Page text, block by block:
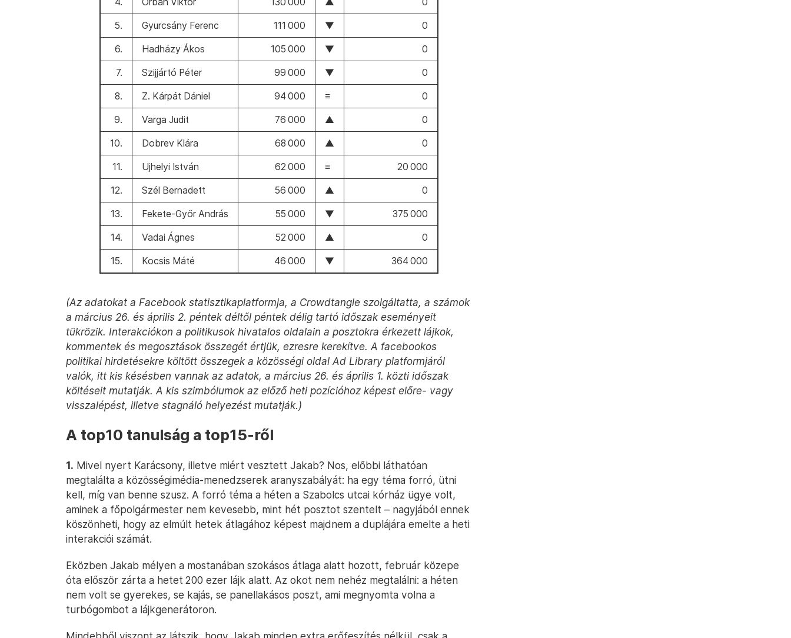
5. Gyurcsány Ferenc 111 000 ▼ 0
6. Hadházy Ákos 105 000 ▼ 0
7. Szijjártó Péter 99 000 ▼ 0
8. Z. Kárpát Dániel 94 000 ≡ 0
9. Varga Judit 76 000 ▲ 0
10. Dobrev Klára 68 000 ▲ 0
11. Ujhelyi István 62 000 ≡ 20 000
12. Szél Bernadett 56 000 ▲ 0
13. Fekete-Győr András 55 000 ▼ 375 000
14. Vadai Ágnes 52 000 ▲ 0
15. Kocsis Máté 46 000 ▼ 364 000
(Az adatokat a Facebook statisztikaplatformja, a Crowdtangle szolgáltatta, a számok
a március 26. és április 2. péntek déltől péntek délig tartó időszak eseményeit
tükrözik. Interakciókon a politikusok hivatalos oldalain a posztokra érkezett lájkok,
kommentek és megosztások összegét értjük, ezresre kerekítve. A facebookos
politikai hirdetésekre költött összegek a közösségi oldal Ad Library platformjáról
valók, itt kis késésben vannak az adatok, a március 26. és április 1. közti időszak
költéseit mutatják. A kis szimbólumok az előző heti pozícióhoz képest előre- vagy
visszalépést, illetve stagnáló helyezést mutatják.)
A top10 tanulság a top15-ről
1. Mivel nyert Karácsony, illetve miért vesztett Jakab? Nos, előbbi láthatóan
megtalálta a közösségimédia-menedzserek aranyszabályát: ha egy téma forró, ütni
kell, míg van benne szusz. A forró téma a héten a Szabolcs utcai kórház ügye volt,
aminek a főpolgármester nem kevesebb, mint hét posztot szentelt – nagyjából ennek
köszönheti, hogy az elmúlt hetek átlagához képest majdnem a duplájára emelte a heti
interakciói számát.
Eközben Jakab mélyen a mostanában szokásos átlaga alatt hozott, február közepe
óta először zárta a hetet 200 ezer lájk alatt. Az okot nem nehéz megtalálni: a héten
nem volt se gyerekes, se kajás, se panellakásos poszt, ami megnyomta volna a
turbógombot a lájkgenerátoron.